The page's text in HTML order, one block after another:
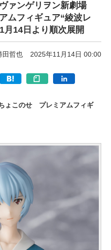
ァンゲリヲン新劇場
フィギュア“綾波レ
月14日より順次展開
田哲也 2025年11月14日 00:00
ょこのせ プレミアムフィギ